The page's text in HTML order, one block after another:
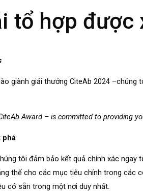
tổ hợp được
giành giải thưởng CiteAb 2024
Award – is committed to providing
phá
tôi đảm bảo kết quả chính xác
thể cho các mục tiêu chính trong các
có sẵn trong một nơi duy nhất.